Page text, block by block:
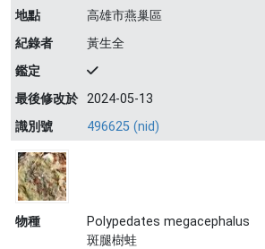
地點
高雄市燕巢區
紀錄者
黃生全
鑑定
最後修改於 2024-05-13
識別號
496625 (nid)
物種
Polypedates megacephalus
斑腿樹蛙